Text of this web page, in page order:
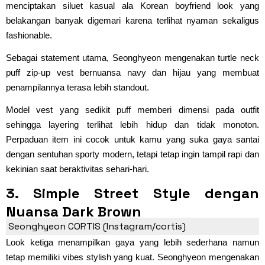
menciptakan siluet kasual ala Korean boyfriend look yang
belakangan banyak digemari karena terlihat nyaman sekaligus
fashionable.
Sebagai statement utama, Seonghyeon mengenakan turtle neck
puff zip-up vest bernuansa navy dan hijau yang membuat
penampilannya terasa lebih standout.
Model vest yang sedikit puff memberi dimensi pada outfit
sehingga layering terlihat lebih hidup dan tidak monoton.
Perpaduan item ini cocok untuk kamu yang suka gaya santai
dengan sentuhan sporty modern, tetapi tetap ingin tampil rapi dan
kekinian saat beraktivitas sehari-hari.
3. Simple Street Style dengan
Nuansa Dark Brown
Seonghyeon CORTIS (Instagram/cortis)
Look ketiga menampilkan gaya yang lebih sederhana namun
tetap memiliki vibes stylish yang kuat. Seonghyeon mengenakan